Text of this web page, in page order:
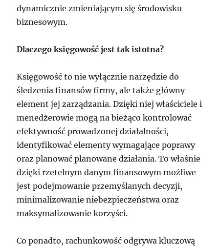
dynamicznie zmieniającym się środowisku
biznesowym.
Dlaczego księgowość jest tak istotna?
Księgowość to nie wyłącznie narzędzie do
śledzenia finansów firmy, ale także główny
element jej zarządzania. Dzięki niej właściciele i
menedżerowie mogą na bieżąco kontrolować
efektywność prowadzonej działalności,
identyfikować elementy wymagające poprawy
oraz planować planowane działania. To właśnie
dzięki rzetelnym danym finansowym możliwe
jest podejmowanie przemyślanych decyzji,
minimalizowanie niebezpieczeństwa oraz
maksymalizowanie korzyści.
Co ponadto, rachunkowość odgrywa kluczową